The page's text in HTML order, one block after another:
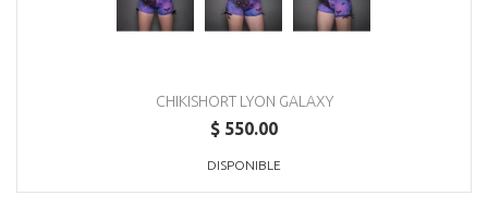
CHIKISHORT LYON GALAXY
$ 550.00
DISPONIBLE